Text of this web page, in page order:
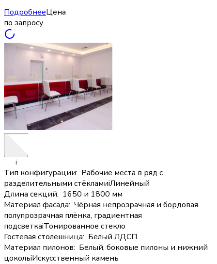
ПодробнееЦена
по запросу
i
Тип конфигурации: Рабочие места в ряд с
разделительными стёкламиiЛинейный
Длина секций: 1650 и 1800 мм
Материал фасада: Чёрная непрозрачная и бордовая
полупрозрачная плёнка, градиентная
подсветкаiТонированное стекло
Гостевая столешница: Белый ЛДСП
Материал пилонов: Белый, боковые пилоны и нижний
цокольiИскусственный камень